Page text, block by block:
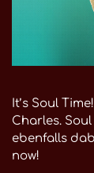
It’s Soul
Charles.
ebenfalls
now!